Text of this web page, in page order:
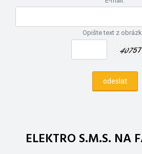
Opište text z
ELEKTRO S.M.S. NA